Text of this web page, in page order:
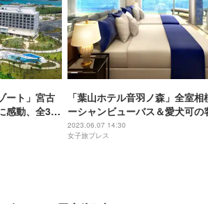
ート」宮古
感動、全329
「葉山ホテル音羽ノ森」全室相
ーシャンビューバス＆愛犬可の
設しリニューアル
2023.06.07 14:30
女子旅プレス